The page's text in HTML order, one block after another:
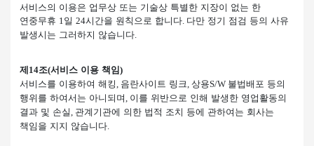
서비스의 이용은 업무상 또는 기술상 특별한 지장이 없는 한
연중무휴 1 일 24시간을 원칙으로 합니다. 다만 정기 점검 등의 사유
발생시는 그러하지 않습니다.
제 14조(서비스 이용 책임 )
서비스를 이용하여 해킹, 음란사이트 링크, 상용S/W 불법배포 등의
행위를 하여서는 아니되며, 이를 위반으로 인해 발생한 영업활동의
결과 및 손실, 관계기관에 의한 법적 조치 등에 관하여는 회사는
책임을 지지 않습니다.